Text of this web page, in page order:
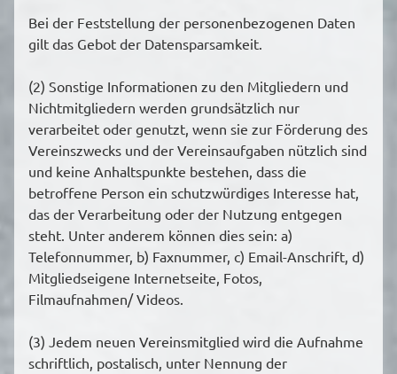
Bei der Feststellung der personenbezogenen Daten
gilt das Gebot der Datensparsamkeit.
(2) Sonstige Informationen zu den Mitgliedern und
Nichtmitgliedern werden grundsätzlich nur
verarbeitet oder genutzt, wenn sie zur Förderung des
Vereinszwecks und der Vereinsaufgaben nützlich sind
und keine Anhaltspunkte bestehen, dass die
betroffene Person ein schutzwürdiges Interesse hat,
das der Verarbeitung oder der Nutzung entgegen
steht. Unter anderem können dies sein: a)
Telefonnummer, b) Faxnummer, c) Email-Anschrift, d)
Mitgliedseigene Internetseite, Fotos,
Filmaufnahmen/ Videos.
(3) Jedem neuen Vereinsmitglied wird die Aufnahme
schriftlich, postalisch, unter Nennung der